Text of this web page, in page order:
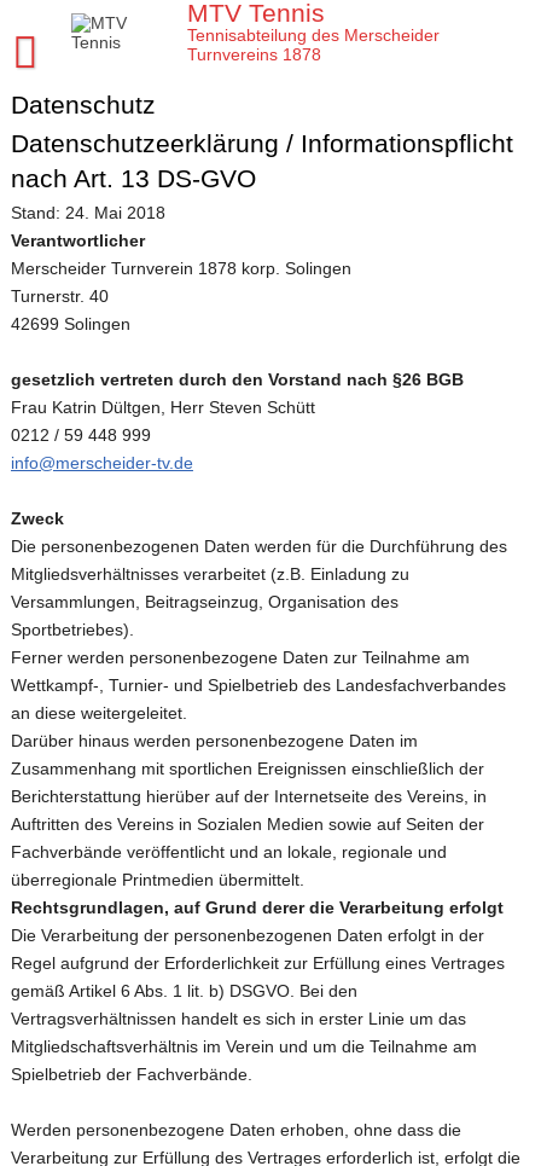
MTV Tennis
Tennisabteilung des Merscheider
Turnvereins 1878
Startseite MTV Tennis
Sponsoren
Verein
MTV Tennis Abteilungsleitung
Anleitungen und Infos
Platz- und Spielordnung
Unsere Tennis Anlage
10 Gründe für den MTV
Gastspieler
Events der MTV Tennisabteilung
Mannschaften
Damen
Damen 40
Herren 1. Mannschaft
Herren 50
Herren 55
Herren 60
Herren 65
Hobby Herren
Jugendmannschaften im MTV
Jugend
Tenniscamps im MTV
Bezirksmeisterschaften Jugend
Midcourt und Kleinfeld Tennis im Bergischen Land
Meisterschaften
Regeln für die Clubmeisterschaften
Verbandspokal Sommer 2024
Steffi Becker Cup 2025
Tim
Aktuelles
Vereinskalender
MTV Platzbuchung
MTV Kollektion 2022 – 2024
LK Single Race
Spielerbörse Tennispartner gesucht ?
Datenschutz
Datenschutzeerklärung / Informationspflicht
nach Art. 13 DS-GVO
Stand: 24. Mai 2018
Verantwortlicher
Merscheider Turnverein 1878 korp. Solingen
Turnerstr. 40
42699 Solingen
gesetzlich vertreten durch den Vorstand nach §26 BGB
Frau Katrin Dültgen, Herr Steven Schütt
0212 / 59 448 999
info@merscheider-tv.de
Zweck
Die personenbezogenen Daten werden für die Durchführung des
Mitgliedsverhältnisses verarbeitet (z.B. Einladung zu
Versammlungen, Beitragseinzug, Organisation des
Sportbetriebes).
Ferner werden personenbezogene Daten zur Teilnahme am
Wettkampf-, Turnier- und Spielbetrieb des Landesfachverbandes
an diese weitergeleitet.
Darüber hinaus werden personenbezogene Daten im
Zusammenhang mit sportlichen Ereignissen einschließlich der
Berichterstattung hierüber auf der Internetseite des Vereins, in
Auftritten des Vereins in Sozialen Medien sowie auf Seiten der
Fachverbände veröffentlicht und an lokale, regionale und
überregionale Printmedien übermittelt.
Rechtsgrundlagen, auf Grund derer die Verarbeitung erfolgt
Die Verarbeitung der personenbezogenen Daten erfolgt in der
Regel aufgrund der Erforderlichkeit zur Erfüllung eines Vertrages
gemäß Artikel 6 Abs. 1 lit. b) DSGVO. Bei den
Vertragsverhältnissen handelt es sich in erster Linie um das
Mitgliedschaftsverhältnis im Verein und um die Teilnahme am
Spielbetrieb der Fachverbände.
Werden personenbezogene Daten erhoben, ohne dass die
Verarbeitung zur Erfüllung des Vertrages erforderlich ist, erfolgt die